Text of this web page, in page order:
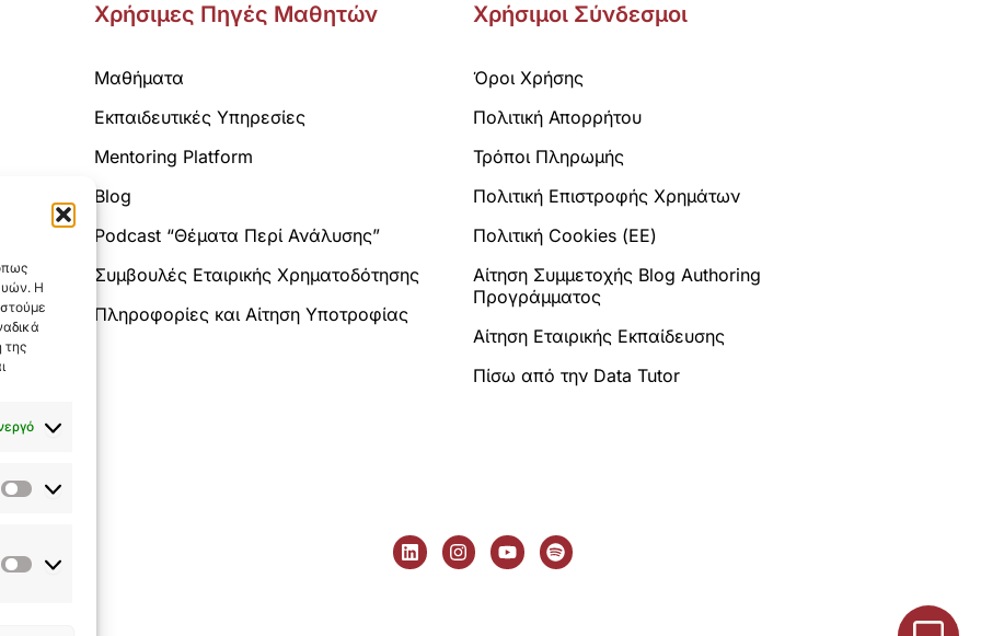
Η
της
Στατιστικά
Εμπορικής
Χρήσιμες Πηγές Μαθητών
Μαθήματα
Εκπαιδευτικές Υπηρεσίες
Mentoring Platform
Blog
Podcast “Θέματα Περί Ανάλυσης”
Συμβουλές Εταιρικής Χρηματοδότησης
Πληροφορίες και Αίτηση Υποτροφίας
Χρήσιμοι Σύνδεσμοι
Όροι Χρήσης
Πολιτική Απορρήτου
Τρόποι Πληρωμής
Πολιτική Επιστροφής Χρημάτων
Πολιτική Cookies (ΕΕ)
Αίτηση Συμμετοχής Blog Authoring
Προγράμματος
Αίτηση Εταιρικής Εκπαίδευσης
Πίσω από την Data Tutor
L
i
I
n
Y
o
S
p